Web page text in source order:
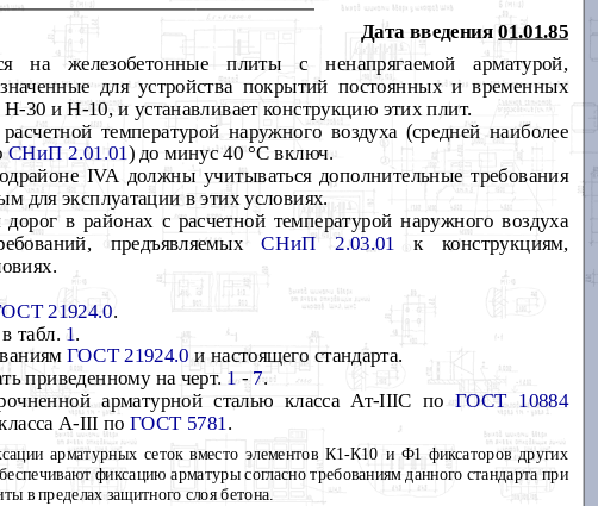
Дата введения01.01.85
на железобетонные плиты с ненапрягаемой арматурой,
для устройства покрытий постоянных и временных
Н-30 и Н-10, и устанавливает конструкцию этих плит.
температурой наружного воздуха (средней наиболее
СНиП 2.01.01) до минус 40 °C включ.
IVAдолжны учитываться дополнительные требования
для эксплуатации в этих условиях.
в районах с расчетной температурой наружного воздуха
предъявляемыхСНиП 2.03.01
к конструкциям,
21924.0.
табл. 1.
ГОСТ 21924.0 и настоящего стандарта.
приведенному на черт. 1 -7.
арматурной сталью класса Ат-IIIС поГОСТ 10884
А-III по ГОСТ 5781.
арматурных сеток вместо элементов К1-К10 и Ф1 фиксаторов других
фиксацию арматуры согласно требованиям данного стандарта при
в пределах защитного слоя бетона.